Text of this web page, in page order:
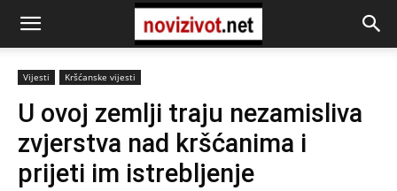
Vijesti Kršćanske vijesti
U ovoj zemlji traju nezamisliva
zvjerstva nad kršćanima i
prijeti im istrebljenje